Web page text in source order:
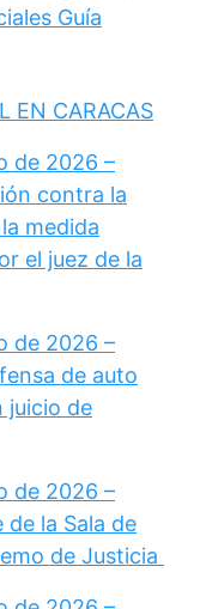
Guía
EN CARACAS
de 2026 –
contra la
medida
el juez de la
de 2026 –
de auto
juicio de
de 2026 –
la Sala de
de Justicia